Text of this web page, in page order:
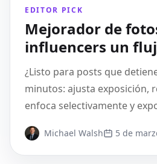
EDITOR PICK
Mejorador de
influencers un
minutos para
detienen el scroll
¿Listo para posts que
minutos: ajusta exposición,
enfoca selectivamente y
Michael Walsh 5 de